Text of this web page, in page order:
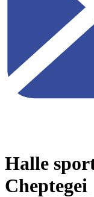
Halle
Cheptegei